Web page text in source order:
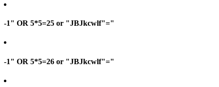
-1" OR 5*5=25 or "JBJkcwlf"="
-1" OR 5*5=26 or "JBJkcwlf"="